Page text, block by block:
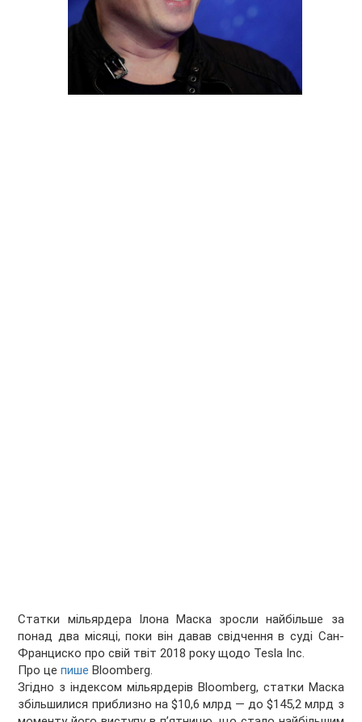
Статки мільярдера Ілона Маска зросли найбільше за
понад два місяці, поки він давав свідчення в суді Сан-
Франциско про свій твіт 2018 року щодо Tesla Inc.
Про цепише Bloomberg.
Згідно з індексом мільярдерів Bloomberg, статки Маска
збільшилися приблизно на $10,6 млрд — до $145,2 млрд з